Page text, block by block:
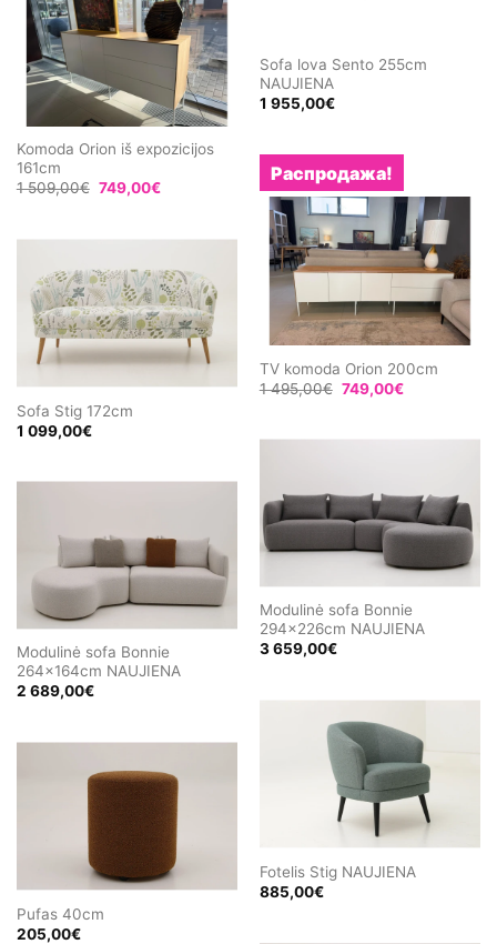
Sofa lova Sento 255cm
NAUJIENA
1 955,00€
Komoda Orion iš expozicijos
161cm
1 509,00€ Первоначальная
цена
509,00€.
749,00€Текущая
Распродажа!
TV komoda Orion 200cm
1 495,00€ Первоначальная
цена
749,00€Текущая
Sofa Stig 172cm
1 099,00€
Modulinė sofa Bonnie
294x226cm NAUJIENA
3 659,00€
Modulinė sofa Bonnie
264x164cm NAUJIENA
2 689,00€
Fotelis Stig NAUJIENA
885,00€
Pufas 40cm
205,00€